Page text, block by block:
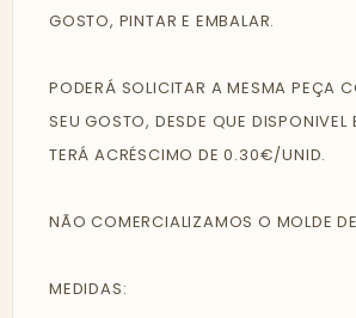
GOSTO, PINTAR E EMBALAR.
PODERÁ SOLICITAR A MESMA PEÇA
SEU GOSTO, DESDE QUE DISPONIVEL
TERÁ ACRÉSCIMO DE 0.30€/UNID.
NÃO COMERCIALIZAMOS O MOLDE
MEDIDAS: